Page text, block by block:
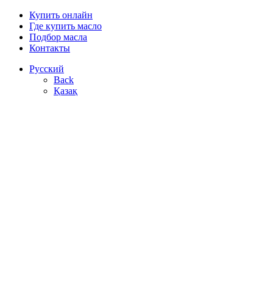
Купить онлайн
Где купить масло
Подбор масла
Контакты
Русский
Back
Қазақ